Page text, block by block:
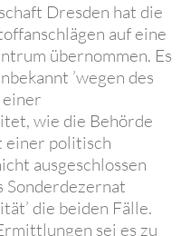
Dresden hat die
auf eine
übernommen. Es
’wegen des
wie die Behörde
einer politisch
ausgeschlossen
Sonderdezernat
die beiden Fälle.
sei es zu